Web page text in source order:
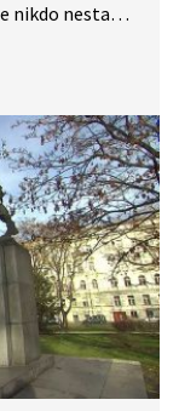
nikdo nestará,
Olšanských
také